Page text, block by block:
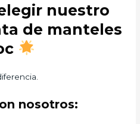
nuestro
de manteles
nosotros: